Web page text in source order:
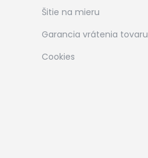
Šitie na mieru
Garancia vrátenia tovaru
Cookies